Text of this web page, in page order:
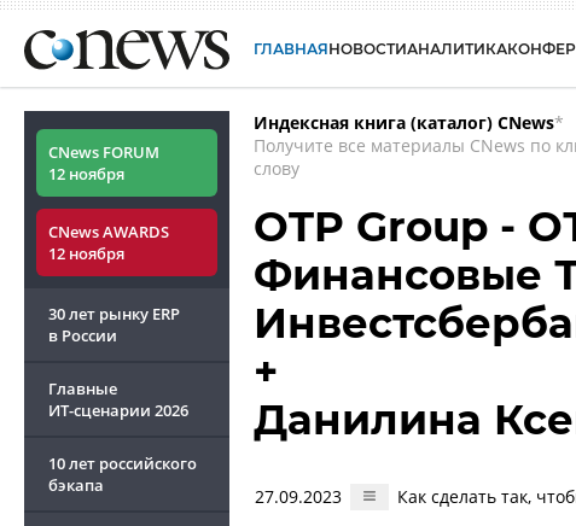
ГЛАВНАЯНОВОСТИАНАЛИТИКА
CNews FORUM
12 ноября
CNews AWARDS
12 ноября
30 лет рынку ERP
в России
Главные
ИТ-сценарии 2026
10 лет российского
бэкапа
Индексная книга (каталог) CNews*
Получите все материалы CNews по
слову
OTP Group -
Финансовые
+
Данилина
27.09.2023 Как сделать так,